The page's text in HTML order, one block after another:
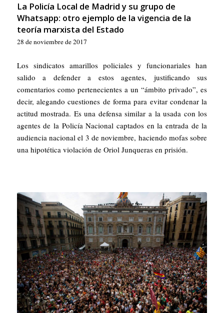
La Policía Local de Madrid y su grupo de
Whatsapp: otro ejemplo de la vigencia de la
teoría marxista del Estado
28 de noviembre de 2017
Los sindicatos amarillos policiales y funcionariales han
salido a defender a estos agentes, justificando sus
comentarios como pertenecientes a un “ámbito privado”, es
decir, alegando cuestiones de forma para evitar condenar la
actitud mostrada. Es una defensa similar a la usada con los
agentes de la Policía Nacional captados en la entrada de la
audiencia nacional el 3 de noviembre, haciendo mofas sobre
una hipotética violación de Oriol Junqueras en prisión.